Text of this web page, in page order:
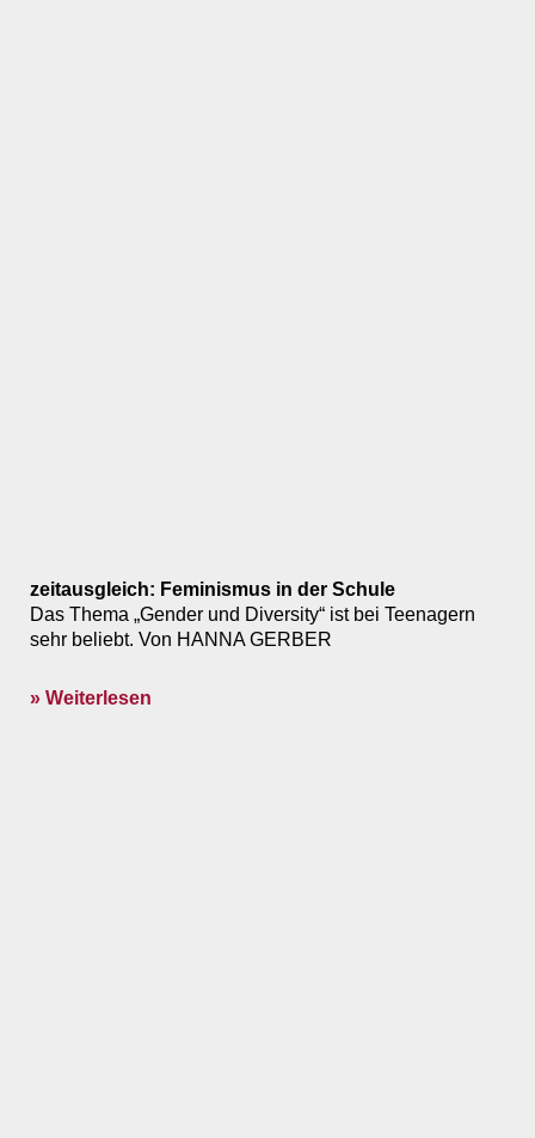
zeitausgleich: Feminismus in der Schule
Das Thema „Gender und Diversity“ ist bei Teenagern
sehr beliebt. Von HANNA GERBER
» Weiterlesen